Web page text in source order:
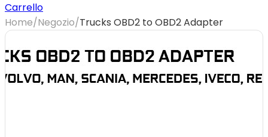
Carrello
Home/Negozio/Trucks OBD2 to OBD2 Adapter